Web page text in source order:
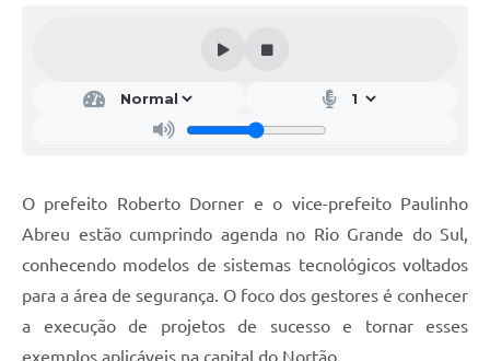
O prefeito Roberto Dorner e o vice-prefeito Paulinho
Abreu estão cumprindo agenda no Rio Grande do Sul,
conhecendo modelos de sistemas tecnológicos voltados
para a área de segurança. O foco dos gestores é conhecer
a execução de projetos de sucesso e tornar esses
exemplos aplicáveis na capital do Nortão.